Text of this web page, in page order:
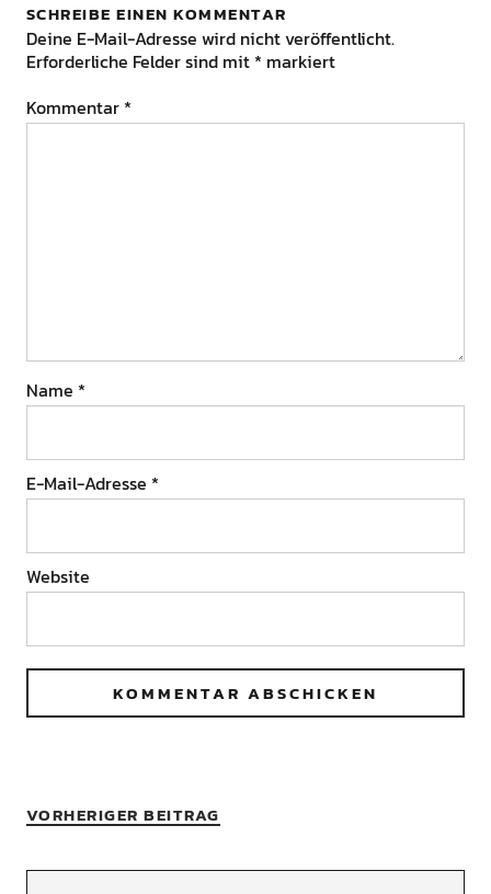
SCHREIBE EINEN KOMMENTAR
Deine E-Mail-Adresse wird nicht veröffentlicht.
Erforderliche Felder sind mit * markiert
Kommentar *
Name *
E-Mail-Adresse *
Website
VORHERIGER BEITRAG